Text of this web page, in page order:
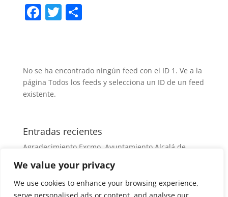
We value your privacy
We use cookies to enhance your browsing experience,
F
b
o
k
T C
ar
No se ha encontrado ningún feed con el ID 1. Ve a la
página Todos los feeds y selecciona un ID de un feed
existente.
Entradas recientes
Agradecimiento Excmo. Ayuntamiento Alcalá de
Agradecimiento Excmo. Ayuntamiento Alcalá de
Henares